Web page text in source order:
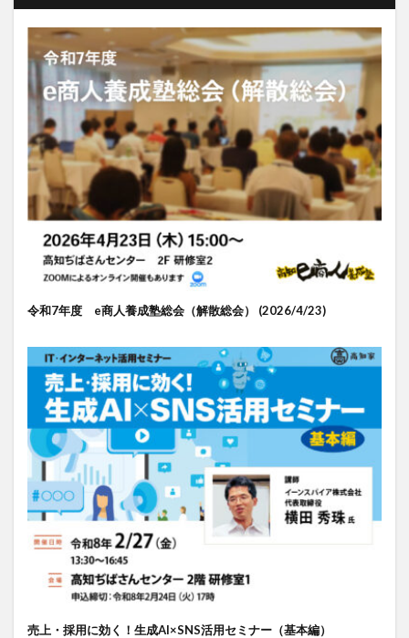
令和7年度 e商人養成塾総会（解散総会） (2026/4/23)
売上・採用に効く！生成AI×SNS活用セミナー（基本編）